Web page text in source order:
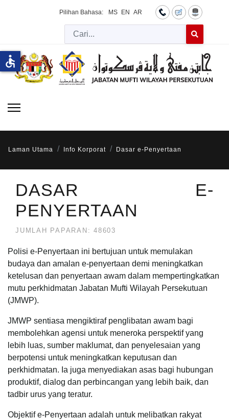
Pilihan Bahasa: MS EN AR
Cari
Laman Utama Info Korporat Dasar e-Penyertaan
DASAR E-
PENYERTAAN
JUMLAH PAPARAN: 48603
Polisi e-Penyertaan ini bertujuan untuk memulakan
budaya dan amalan e-penyertaan demi meningkatkan
ketelusan dan penyertaan awam dalam mempertingkatkan
mutu perkhidmatan Jabatan Mufti Wilayah Persekutuan
(JMWP).
JMWP sentiasa mengiktiraf penglibatan awam bagi
membolehkan agensi untuk meneroka perspektif yang
lebih luas, sumber maklumat, dan penyelesaian yang
berpotensi untuk meningkatkan keputusan dan
perkhidmatan. Ia juga menyediakan asas bagi hubungan
produktif, dialog dan perbincangan yang lebih baik, dan
tadbir urus yang teratur.
Objektif e-Penyertaan adalah untuk melibatkan rakyat
accessible